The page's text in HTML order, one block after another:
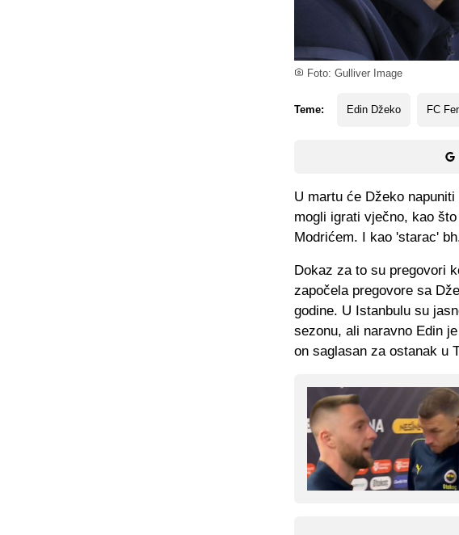
Foto: Gulliver Image
Teme: Edin Džeko FC
U martu će Džeko
mogli igrati vječno, kao
Modrićem. I kao 'starac'
Dokaz za to su pregovori
započela pregovore sa
godine. U Istanbulu su
sezonu, ali naravno Edin
on saglasan za ostanak u